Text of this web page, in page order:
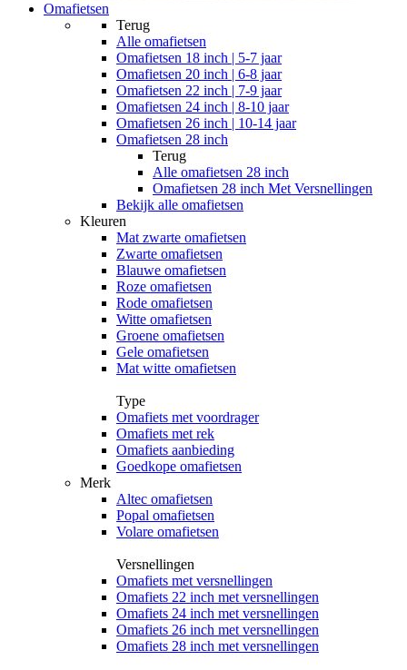
Omafietsen
Terug
Alle omafietsen
Omafietsen 18 inch | 5-7 jaar
Omafietsen 20 inch | 6-8 jaar
Omafietsen 22 inch | 7-9 jaar
Omafietsen 24 inch | 8-10 jaar
Omafietsen 26 inch | 10-14 jaar
Omafietsen 28 inch
Terug
Alle omafietsen 28 inch
Omafietsen 28 inch Met Versnellingen
Bekijk alle omafietsen
Kleuren
Mat zwarte omafietsen
Zwarte omafietsen
Blauwe omafietsen
Roze omafietsen
Rode omafietsen
Witte omafietsen
Groene omafietsen
Gele omafietsen
Mat witte omafietsen
Type
Omafiets met voordrager
Omafiets met rek
Omafiets aanbieding
Goedkope omafietsen
Merk
Altec omafietsen
Popal omafietsen
Volare omafietsen
Versnellingen
Omafiets met versnellingen
Omafiets 22 inch met versnellingen
Omafiets 24 inch met versnellingen
Omafiets 26 inch met versnellingen
Omafiets 28 inch met versnellingen